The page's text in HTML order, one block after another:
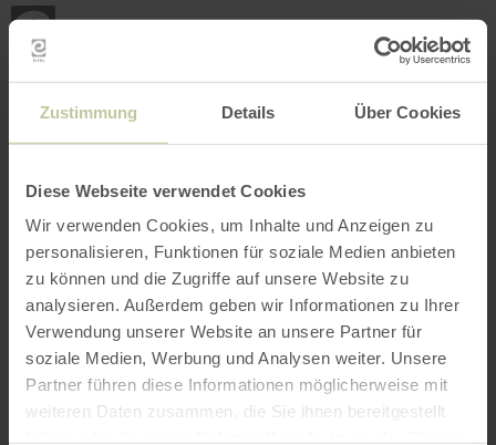
Zustimmung Details Über Cookies
Diese Webseite verwendet Cookies
Wir verwenden Cookies, um Inhalte und Anzeigen zu
personalisieren, Funktionen für soziale Medien anbieten
zu können und die Zugriffe auf unsere Website zu
analysieren. Außerdem geben wir Informationen zu Ihrer
Verwendung unserer Website an unsere Partner für
soziale Medien, Werbung und Analysen weiter. Unsere
Partner führen diese Informationen möglicherweise mit
weiteren Daten zusammen, die Sie ihnen bereitgestellt
INTERACTIVE MAP
my
Open filter